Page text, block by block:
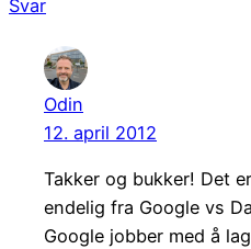
Svar
Odin
12. april 2012
Takker og bukker! Det
endelig fra Google vs
Google jobber med å